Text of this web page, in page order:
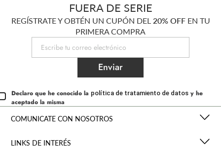
FUERA DE SERIE
REGÍSTRATE Y OBTÉN UN CUPÓN DEL 20% OFFEN TU
PRIMERA COMPRA
Enviar
Declaro que he conocido la política de tratamiento de datos y he
aceptado la misma
COMUNICATE CON NOSOTROS
LINKS DE INTERÉS